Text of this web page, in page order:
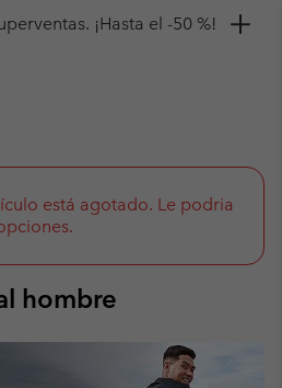
% de descuento
está agotado. Le podria
hombre